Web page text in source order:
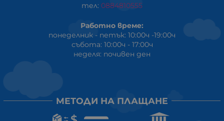
тел: 0884810555
Работно време:
понеделник - петък: 10:00ч -19:00ч
събота: 10:00ч - 17:00ч
неделя: почивен ден
МЕТОДИ НА ПЛАЩАНЕ